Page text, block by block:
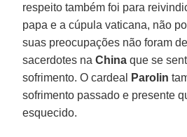
respeito também foi para
papa e a cúpula vaticana, não
suas preocupações não foram
sacerdotes naChina que se
sofrimento. O cardeal
Parolin
sofrimento passado e presente
esquecido.